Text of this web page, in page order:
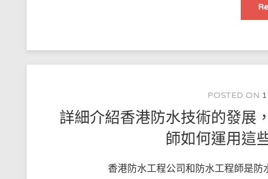
POSTED ON
詳細介紹香港防水技術的發展
師如何運用這
香港防水工程公司和防水工程師是